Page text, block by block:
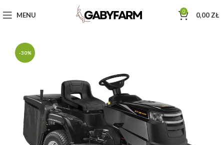
MENU 0 0,00 ZŁ
-30%